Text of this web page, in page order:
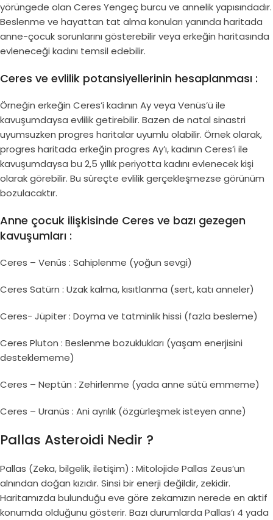
yörüngede olan Ceres Yengeç burcu ve annelik yapısındadır.
Beslenme ve hayattan tat alma konuları yanında haritada
anne-çocuk sorunlarını gösterebilir veya erkeğin haritasında
evleneceği kadını temsil edebilir.
Ceres ve evlilik potansiyellerinin hesaplanması :
Örneğin erkeğin Ceres’i kadının Ay veya Venüs’ü ile
kavuşumdaysa evlilik getirebilir. Bazen de natal sinastri
uyumsuzken progres haritalar uyumlu olabilir. Örnek olarak,
progres haritada erkeğin progres Ay’ı, kadının Ceres’i ile
kavuşumdaysa bu 2,5 yıllık periyotta kadını evlenecek kişi
olarak görebilir. Bu süreçte evlilik gerçekleşmezse görünüm
bozulacaktır.
Anne çocuk ilişkisinde Ceres ve bazı gezegen
kavuşumları :
Ceres – Venüs : Sahiplenme (yoğun sevgi)
Ceres Satürn : Uzak kalma, kısıtlanma (sert, katı anneler)
Ceres- Jüpiter : Doyma ve tatminlik hissi (fazla besleme)
Ceres Pluton : Beslenme bozuklukları (yaşam enerjisini
desteklememe)
Ceres – Neptün : Zehirlenme (yada anne sütü emmeme)
Ceres – Uranüs : Ani ayrılık (özgürleşmek isteyen anne)
Pallas Asteroidi Nedir ?
Pallas (Zeka, bilgelik, iletişim) : Mitolojide Pallas Zeus’un
alnından doğan kızıdır. Sinsi bir enerji değildir, zekidir.
Haritamızda bulunduğu eve göre zekamızın nerede en aktif
konumda olduğunu gösterir. Bazı durumlarda Pallas’ı 4 yada